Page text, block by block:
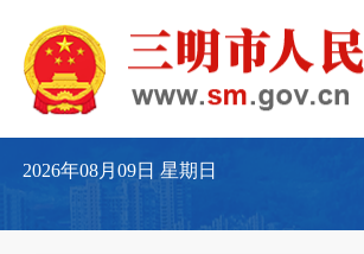
2026年08月09日星期日